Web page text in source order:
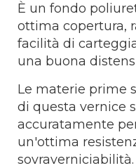
È un fondo
ottima copertura,
facilità di
una buona
Le materie prime
di questa vernice
accuratamente
un'ottima
sovraverniciabilità.